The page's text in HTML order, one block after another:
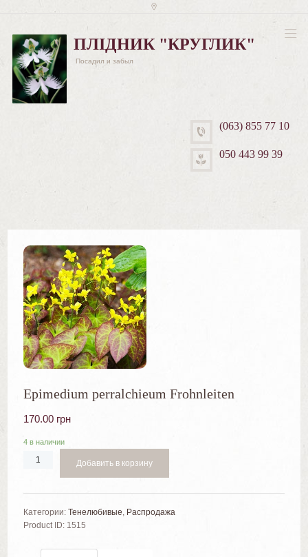
ПЛІДНИК "КРУГЛИК"
Посадил и забыл
(063) 855 77 10
050 443 99 39
Epimedium perralchieum Frohnleiten
170.00 грн
4 в наличии
Добавить в корзину
Категории: Тенелюбивые, Распродажа
Product ID: 1515